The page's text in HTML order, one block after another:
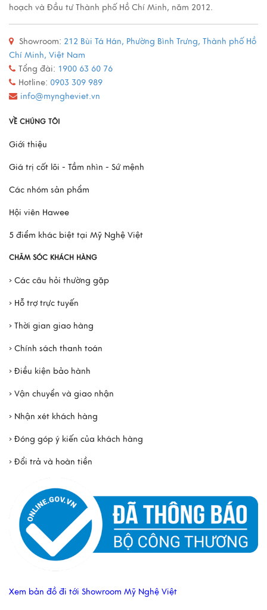
hoạch và Đầu tư Thành phố Hồ Chí Minh, năm 2012.
Showroom: 212 Bùi Tá Hán, Phường Bình Trưng, Thành phố Hồ
Chí Minh, Việt Nam
Tổng đài: 1900 63 60 76
Hotline: 0903 309 989
info@myngheviet.vn
VỀ CHÚNG TÔI
Giới thiệu
Giá trị cốt lõi - Tầm nhìn - Sứ mệnh
Các nhóm sản phẩm
Hội viên Hawee
5 điểm khác biệt tại Mỹ Nghệ Việt
CHĂM SÓC KHÁCH HÀNG
› Các câu hỏi thường gặp
› Hỗ trợ trực tuyến
› Thời gian giao hàng
› Chính sách thanh toán
› Điều kiện bảo hành
› Vận chuyển và giao nhận
› Nhận xét khách hàng
› Đóng góp ý kiến của khách hàng
› Đổi trả và hoàn tiền
Xem bản đồ đi tới Showroom Mỹ Nghệ Việt